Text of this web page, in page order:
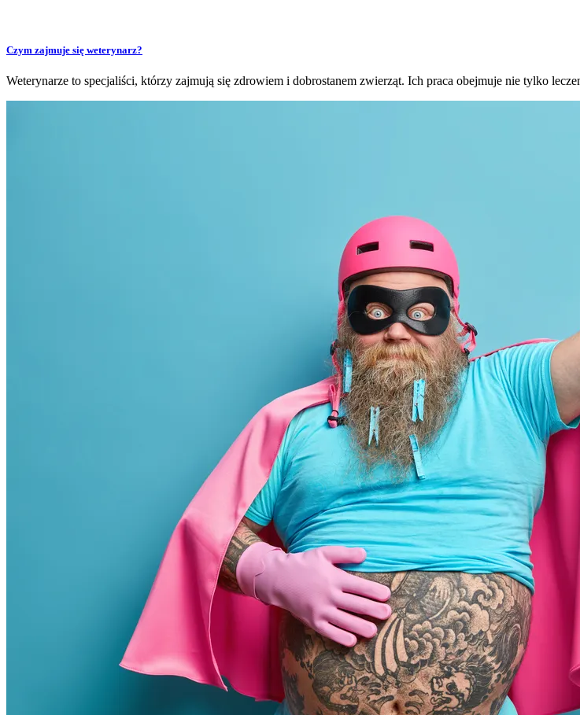
Czym zajmuje się weterynarz?
Weterynarze to specjaliści, którzy zajmują się zdrowiem i dobrostanem zwierząt. Ich praca obejmuje nie tylko